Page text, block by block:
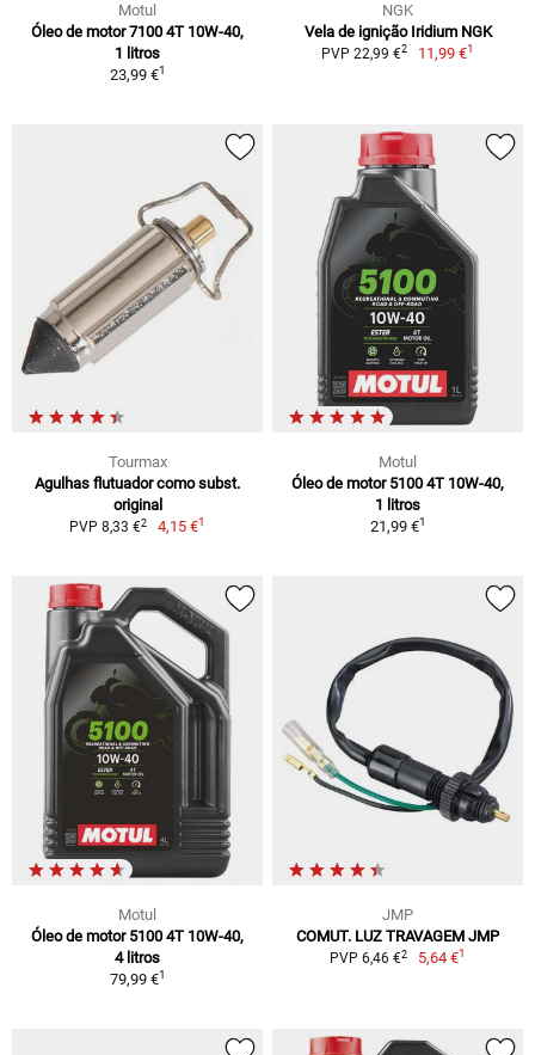
Motul
Óleo de motor 7100 4T 10W-40,
1 litros
23,99 €1
NGK
Vela de ignição Iridium NGK
PVP 22,99 €2 11,99 €1
Tourmax
Agulhas flutuador como subst.
original
PVP 8,33 €2 4,15 €1
Motul
Óleo de motor 5100 4T 10W-40,
1 litros
21,99 €1
Motul
Óleo de motor 5100 4T 10W-40,
4 litros
79,99 €1
JMP
COMUT. LUZ TRAVAGEM JMP
PVP 6,46 €2 5,64 €1